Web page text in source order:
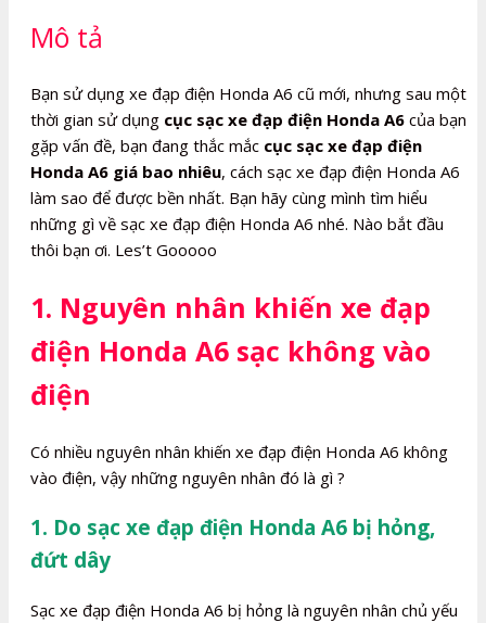
lượng
Mô tả
Bạn sử dụng xe đạp điện Honda A6 cũ mới, nhưng sau một
thời gian sử dụng cục sạc xe đạp điện Honda A6 của bạn
gặp vấn đề, bạn đang thắc mắc cục sạc xe đạp điện
Honda A6 giá bao nhiêu, cách sạc xe đạp điện Honda A6
làm sao để được bền nhất. Bạn hãy cùng mình tìm hiểu
những gì về sạc xe đạp điện Honda A6 nhé. Nào bắt đầu
thôi bạn ơi. Les’t Gooooo
1. Nguyên nhân khiến xe đạp
điện Honda A6 sạc không vào
điện
Có nhiều nguyên nhân khiến xe đạp điện Honda A6 không
vào điện, vậy những nguyên nhân đó là gì ?
1. Do sạc xe đạp điện Honda A6 bị hỏng,
đứt dây
Sạc xe đạp điện Honda A6 bị hỏng là nguyên nhân chủ yếu